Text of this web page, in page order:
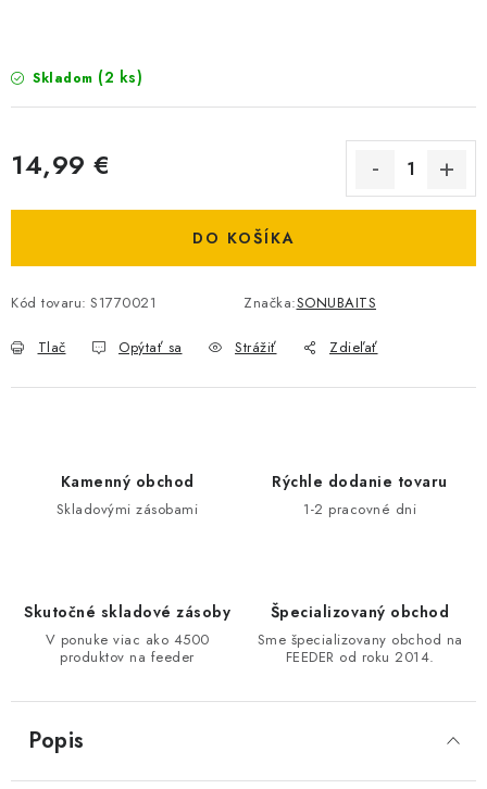
NA STUDENÚ VODU
VRATKY - ODSTÚPENIE OD ZMLUVY - REKLAMACIU
KONTAKTY
VŠEOBECNÉ NARIADENIE O BEZPEČNOSTI
PRODUKTOV (GPSR)
Doprava Navštívte našu predajňu v MARCELOVEJ »
Skladom (2 ks)
14,99 €
DO KOŠÍKA
Kód tovaru: S1770021 Značka:SONUBAITS
Tlač Opýtať sa Strážiť Zdieľať
Kamenný obchod
Skladovými zásobami
Rýchle dodanie tovaru
1-2 pracovné dni
Skutočné skladové zásoby
V ponuke viac ako 4500
produktov na feeder
Špecializovaný obchod
Sme špecializovany obchod na
FEEDER od roku 2014.
Popis